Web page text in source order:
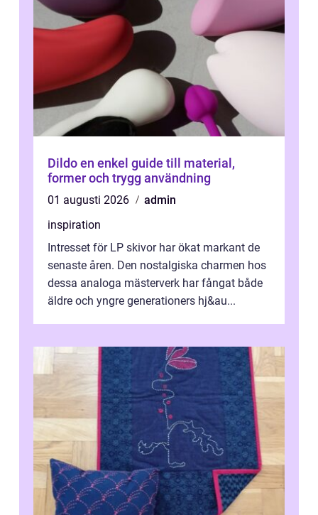
Dildo en enkel guide till material,
former och trygg användning
01 augusti 2026
admin
inspiration
Intresset för LP skivor har ökat markant de
senaste åren. Den nostalgiska charmen hos
dessa analoga mästerverk har fångat både
äldre och yngre generationers hj&au...